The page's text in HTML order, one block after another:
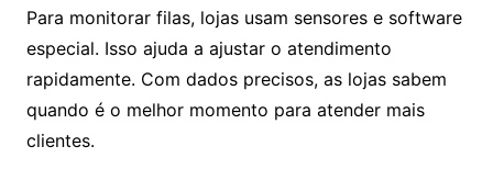
Para monitorar filas, lojas usam sensores e software
especial. Isso ajuda a ajustar o atendimento
rapidamente. Com dados precisos, as lojas sabem
quando é o melhor momento para atender mais
clientes.